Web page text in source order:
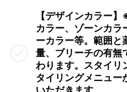
【デザインカラー
カラー、ゾーンカラ
ーカラー等。範囲と
量、ブリーチの有無
わります。スタイリ
タイリングメニュー
いただきます。